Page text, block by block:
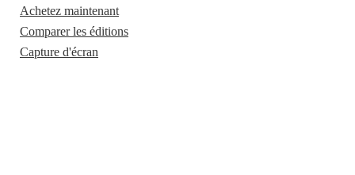
Achetez maintenant
Comparer les éditions
Capture d'écran